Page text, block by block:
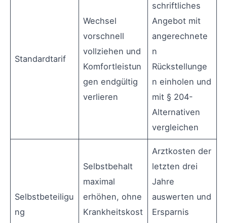
Standardtarif
Wechsel
vorschnell
vollziehen und
Komfortleistun
gen endgültig
verlieren
schriftliches
Angebot mit
angerechnete
n
Rückstellunge
n einholen und
mit § 204-
Alternativen
vergleichen
Selbstbeteiligu
ng
Selbstbehalt
maximal
erhöhen, ohne
Krankheitskost
Arztkosten der
letzten drei
Jahre
auswerten und
Ersparnis